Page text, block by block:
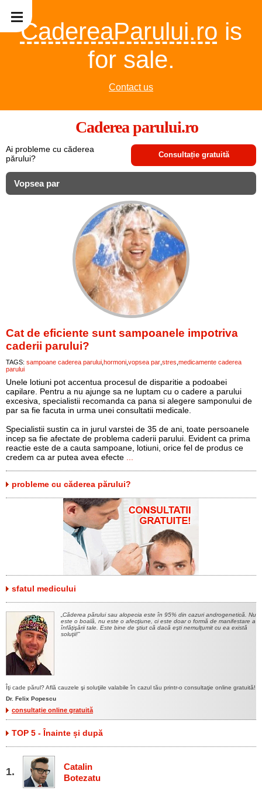
CadereaParului.ro is
for sale.
Contact us
Caderea parului.ro
Ai probleme cu căderea
părului?
Consultație gratuită
Vopsea par
Cat de eficiente sunt sampoanele impotriva
caderii parului?
TAGS: sampoane caderea parului hormoni vopsea par stres medicamente caderea
parului
Unele lotiuni pot accentua procesul de disparitie a podoabei
capilare. Pentru a nu ajunge sa ne luptam cu o cadere a parului
excesiva, specialistii recomanda ca pana si alegere samponului de
par sa fie facuta in urma unei consultatii medicale.
Specialistii sustin ca in jurul varstei de 35 de ani, toate persoanele
incep sa fie afectate de problema caderii parului. Evident ca prima
reactie este de a cauta sampoane, lotiuni, orice fel de produs ce
credem ca ar putea avea efecte
probleme cu căderea părului?
sfatul medicului
Căderea părului sau alopecia este în 95% din cazuri androgenetică. Nu
este o boală, nu este o afecţiune, ci este doar o formă de manifestare a
înfăţişării tale. Este bine de ştiut că dacă eşti nemulţumit cu ea există
soluţii!
Îţi cade părul? Află cauzele şi soluţiile valabile în cazul tău printr-o consultaţie online gratuită!
Dr. Felix Popescu
consultație online gratuită
TOP 5 - Înainte și după
Catalin
Botezatu